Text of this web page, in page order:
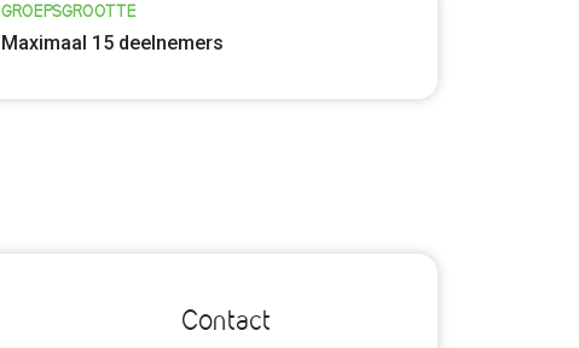
GROEPSGROOTTE
Maximaal 15 deelnemers
Contact